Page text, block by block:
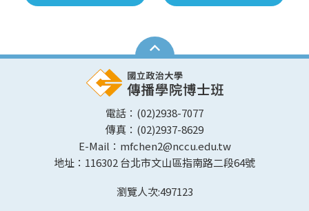
電話：(02)2938-7077
傳真：(02)2937-8629
E-Mail：mfchen2@nccu.edu.tw
地址：116302 台北市文山區指南路二段64號
瀏覽人次:497123